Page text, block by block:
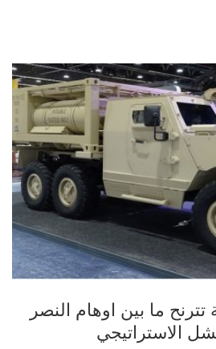
ما بين اوهام النصر
الاستراتيجي